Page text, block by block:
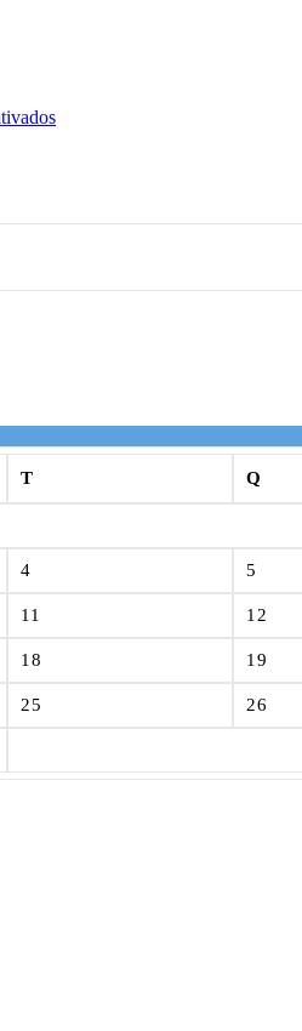
T Q
4 5
11 12
18 19
25 26